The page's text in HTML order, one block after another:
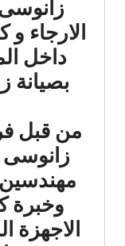
الارجاء
داخل
بصيانة
من قبل
زانوسى
وخبرة
الاجهزة